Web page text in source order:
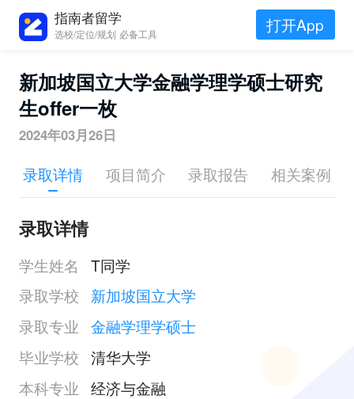
指南者留学
选校/定位/规划 必备工具 打开App
新加坡国立大学金融学理学硕士研究
生offer一枚
2024年03月26日
录取详情 项目简介 录取报告 相关案例
录取详情
学生姓名
T同学
录取学校
新加坡国立大学
录取专业 金融学理学硕士
毕业学校 清华大学
本科专业 经济与金融